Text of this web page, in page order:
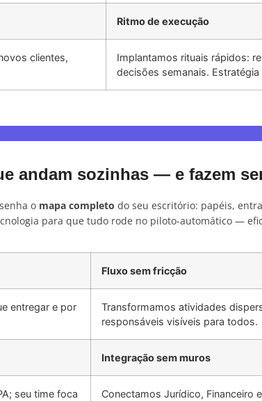
Ritmo de execução
clientes,
Implantamos rituais rápidos:
decisões semanais.
andam sozinhas — e fazem
o mapa completo do seu escritório: papéis,
para que tudo rode no piloto-automático —
Fluxo sem fricção
entregar e por
Transformamos atividades
responsáveis visíveis para todos.
Integração sem muros
seu time foca
Conectamos Jurídico, Financeiro